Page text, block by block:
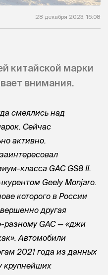
28 декабря 2023, 16:08
китайской марки
внимания.
смеялись над
Сейчас
активно.
класса GAC GS8 II.
Geely Monjaro.
которого в России
другая
разному GAC — «джи
Автомобили
2021 года из данных
крупнейших